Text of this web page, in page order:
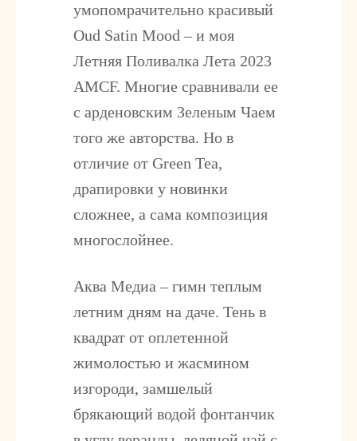
умопомрачительно красивый
Oud Satin Mood – и моя
Летняя Поливалка Лета 2023
AMCF. Многие сравнивали ее
с арденовским Зеленым Чаем
того же авторства. Но в
отличие от Green Tea,
драпировки у новинки
сложнее, а сама композиция
многослойнее.
Аква Медиа – гимн теплым
летним дням на даче. Тень в
квадрат от оплетенной
жимолостью и жасмином
изгороди, замшелый
брякающий водой фонтанчик